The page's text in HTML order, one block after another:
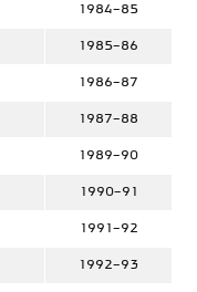
1984-85
1985-86
1986-87
1987-88
1989-90
1990-91
1991-92
1992-93